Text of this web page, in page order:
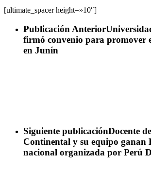
[ultimate_spacer height=»10″]
Publicación Anterior
firmó convenio para promover
en Junín
Siguiente publicaciónDocente
Continental y su equipo ganan
nacional organizada por Perú D